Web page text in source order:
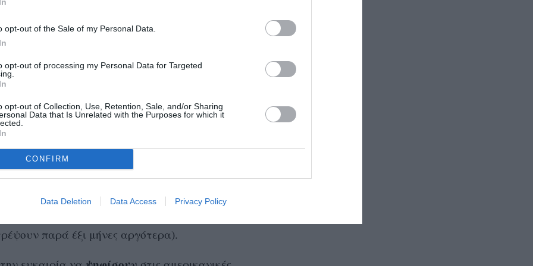
opt-out of the Sale of my Personal Data.
opt-out of processing my Personal Data for Targeted
opt-out of Collection, Use, Retention, Sale, and/or Sharing
Data that Is Unrelated with the Purposes for which it
CONFIRM
Data Deletion Data Access Privacy Policy
να ανατέλλει και να δύει άπειρες
16 περιστροφές γύρω από τη
σε 16 ανατολές και δύσεις του Ηλίου.
και ο άπλετος χρόνος που είχε σε έναν
το μυαλό σου και αρχίζεις να σκέφτεσαι
και πρέπει να τον
παραμονής τους στον Διαστημικό Σταθμό,
σπίτι χάρη σε «
Γη».
είχαν υποδεχτεί στον Διαστημικό
Aleksandr Gorbunov , οπότε η ομάδα είχε
με διαφορετικό αεροσκάφος, ωστόσο δεν
παρά έξι μήνες αργότερα).